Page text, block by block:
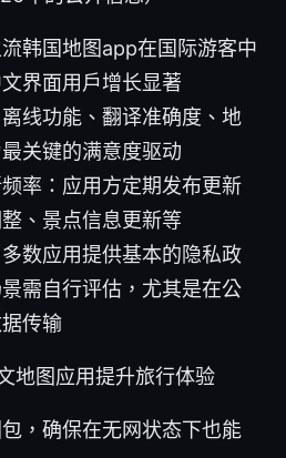
韩国地图app在国际游客中
界面用户增长显著
线功能、翻译准确度、地
关键的满意度驱动
率：应用方定期发布更新
、景点信息更新等
数应用提供基本的隐私政
需自行评估，尤其是在公
传输
地图应用提升旅行体验
，确保在无网状态下也能